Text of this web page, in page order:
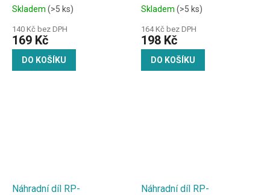
Skladem (>5 ks)
140 Kč bez DPH
169 Kč
DO KOŠÍKU
Skladem (>5 ks)
164 Kč bez DPH
198 Kč
DO KOŠÍKU
Náhradní díl RP-
Náhradní díl RP-